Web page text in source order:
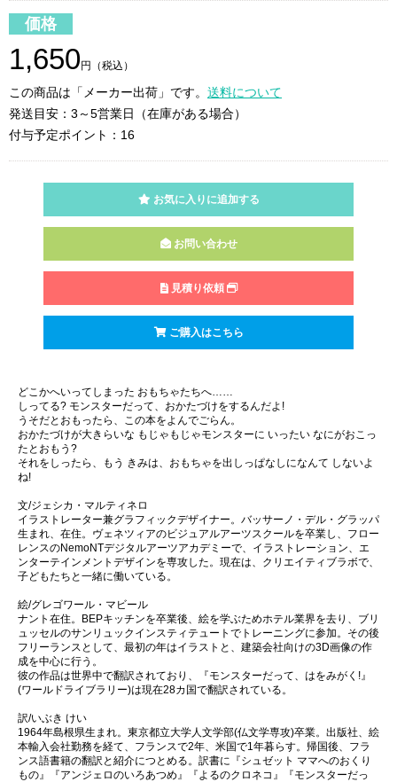
価格
1,650 円（税込）
この商品は「メーカー出荷」です。 送料について
発送目安：3～5営業日（在庫がある場合）
付与予定ポイント：16
お気に入りに追加する
お問い合わせ
見積り依頼
ご購入はこちら
どこかへいってしまった おもちゃたちへ……
しってる? モンスターだって、おかたづけをするんだよ!
うそだとおもったら、この本をよんでごらん。
おかたづけが大きらいな もじゃもじゃモンスターに いったい なにがおこっ
たとおもう?
それをしったら、もう きみは、おもちゃを出しっぱなしになんて しないよ
ね!
文/ジェシカ・マルティネロ
イラストレーター兼グラフィックデザイナー。バッサーノ・デル・グラッパ
生まれ、在住。ヴェネツィアのビジュアルアーツスクールを卒業し、フロー
レンスのNemoNTデジタルアーツアカデミーで、イラストレーション、エ
ンターテインメントデザインを専攻した。現在は、クリエイティブラボで、
子どもたちと一緒に働いている。
絵/グレゴワール・マビール
ナント在住。BEPキッチンを卒業後、絵を学ぶためホテル業界を去り、ブリ
ュッセルのサンリュックインスティテュートでトレーニングに参加。その後
フリーランスとして、最初の年はイラストと、建築会社向けの3D画像の作
成を中心に行う。
彼の作品は世界中で翻訳されており、『モンスターだって、はをみがく!』
(ワールドライブラリー)は現在28カ国で翻訳されている。
訳/いぶき けい
1964年島根県生まれ。東京都立大学人文学部(仏文学専攻)卒業。出版社、絵
本輸入会社勤務を経て、フランスで2年、米国で1年暮らす。帰国後、フラ
ンス語書籍の翻訳と紹介につとめる。訳書に『シュゼット ママへのおくり
もの』『アンジェロのいろあつめ』『よるのクロネコ』『モンスターだっ